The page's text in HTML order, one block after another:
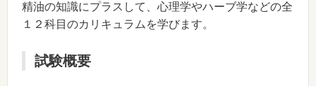
精油の知識にプラスして、心理学やハーブ学などの全
１２科目のカリキュラムを学びます。
試験概要